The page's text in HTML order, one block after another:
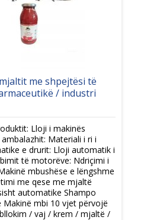
me shpejtësi të
/ industri
Lloji i makinës
Materiali i ri i
e drurit: Lloji automatik i
të motorëve: Ndriçimi i
mbushëse e lëngshme
me qese me mjaltë
automatike Shampo
mbi 10 vjet përvojë
/ vaj / krem / mjaltë /